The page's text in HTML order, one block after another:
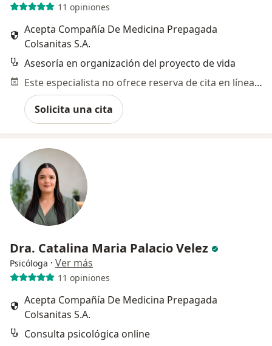
11 opiniones
Acepta Compañía De Medicina Prepagada
Colsanitas S.A.
Asesoría en organización del proyecto de vida
Este especialista no ofrece reserva de cita en línea en esta dirección.
Solicita una cita
Dra. Catalina Maria Palacio Velez
Psicóloga · Ver más
11 opiniones
Acepta Compañía De Medicina Prepagada
Colsanitas S.A.
Consulta psicológica online